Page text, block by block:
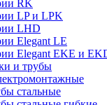
RK
LP и LPK
LHD
Elegant LE
Elegant EKE и
и трубы
стальные